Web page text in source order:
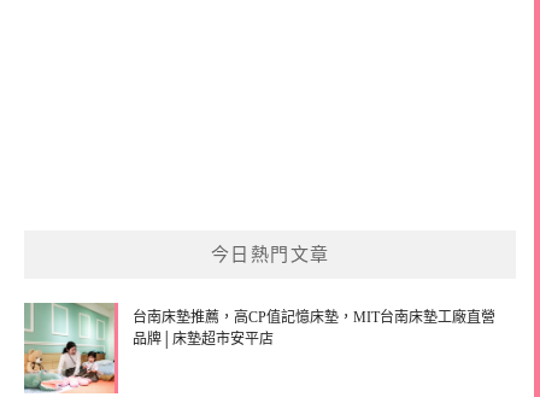
今日熱門文章
台南床墊推薦，高CP值記憶床墊，MIT台南床墊工廠直營
品牌│床墊超市安平店